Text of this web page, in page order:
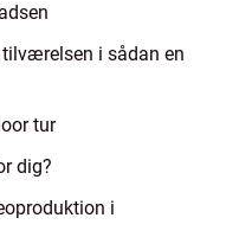
i sådan en
tur
dig?
i